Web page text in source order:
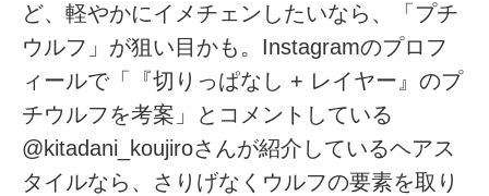
ど、軽やかにイメチェンしたいなら、「プチ
ウルフ」が狙い目かも。Instagramのプロフ
ィールで「『切りっぱなし + レイヤー』のプ
チウルフを考案」とコメントしている
@kitadani_koujiroさんが紹介しているヘアス
タイルなら、さりげなくウルフの要素を取り